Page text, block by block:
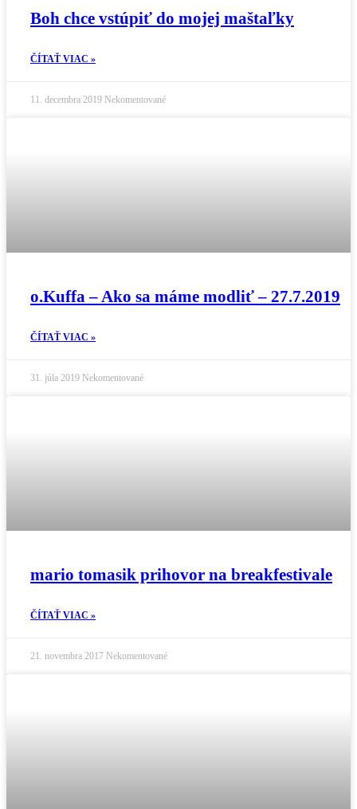
Boh chce vstúpiť do mojej maštaľky
ČÍTAŤ VIAC »
11. decembra 2019 Nekomentované
o.Kuffa – Ako sa máme modliť – 27.7.2019
ČÍTAŤ VIAC »
31. júla 2019 Nekomentované
mario tomasik prihovor na breakfestivale
ČÍTAŤ VIAC »
21. novembra 2017 Nekomentované